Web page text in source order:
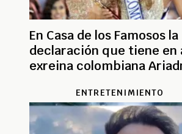
En Casa de los Famosos la
declaración que tiene en
exreina colombiana
ENTRETENIMIENTO